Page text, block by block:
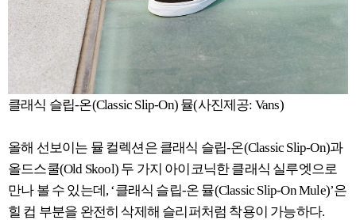
클래식 슬립-온(Classic Slip-On) 뮬(사진제공: Vans)
올해 선보이는 뮬 컬렉션은 클래식 슬립-온(Classic Slip-On)과
올드스쿨(Old Skool) 두 가지 아이코닉한 클래식 실루엣으로
만나 볼 수 있는데, ‘클래식 슬립-온 뮬(Classic Slip-On Mule)’은
힐 컵 부분을 완전히 삭제해 슬리퍼처럼 착용이 가능하다.